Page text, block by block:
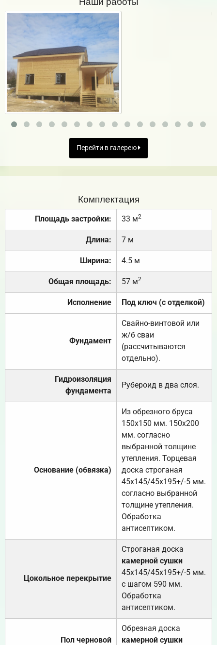
Перейти в галерею
Комплектация
Площадь застройки: 33 м2
Длина: 7 м
Ширина: 4.5 м
Общая площадь: 57 м2
Исполнение Под ключ (с отделкой)
Фундамент
Свайно-винтовой или
ж/б сваи
(рассчитываются
отдельно).
Гидроизоляция
фундамента
Рубероид в два слоя.
Основание (обвязка)
Из обрезного бруса
150х150 мм. 150х200
мм. согласно
выбранной толщине
утепления. Торцевая
доска строганая
45х145/45х195+/-5 мм.
согласно выбранной
толщине утепления.
Обработка
антисептиком.
Цокольное перекрытие
Строганая доска
камерной сушки
45х145/45х195+/-5 мм.
с шагом 590 мм.
Обработка
антисептиком.
Пол черновой
Обрезная доска
камерной сушки